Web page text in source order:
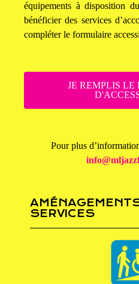
équipements à disposition
bénéficier des services
compléter le formulaire
JE REMPLIS
Pour plus
SERVICES